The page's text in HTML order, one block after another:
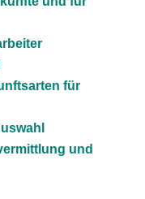
für
und